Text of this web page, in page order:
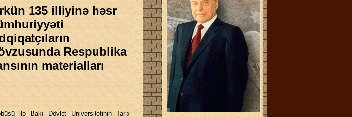
135 illiyinə həsr
Respublika
materialları
ilə Bakı Dövlət Universitetinin Tarix